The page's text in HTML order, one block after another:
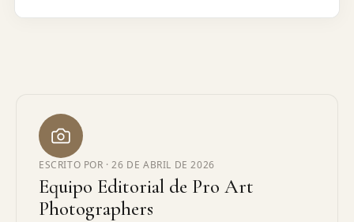
ESCRITO POR ·26 DE ABRIL DE 2026
Equipo Editorial de Pro Art
Photographers